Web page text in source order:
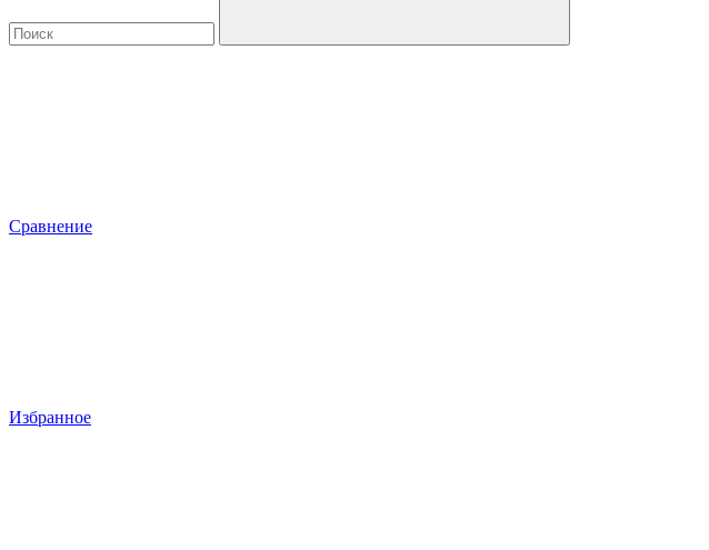
Сравнение
Избранное